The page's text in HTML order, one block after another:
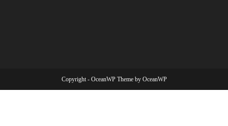
Copyright - OceanWP Theme by OceanWP